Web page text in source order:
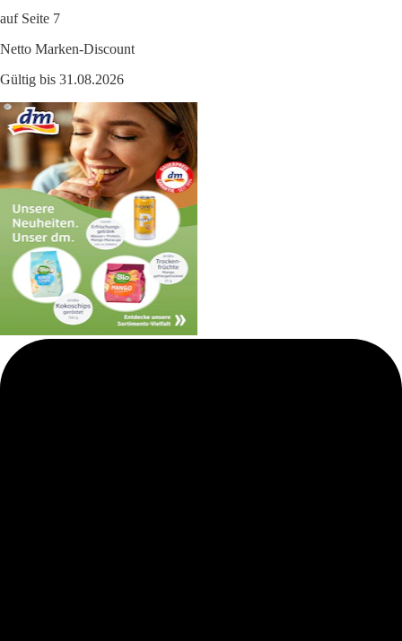
auf Seite 7
Netto Marken-Discount
Gültig bis 31.08.2026